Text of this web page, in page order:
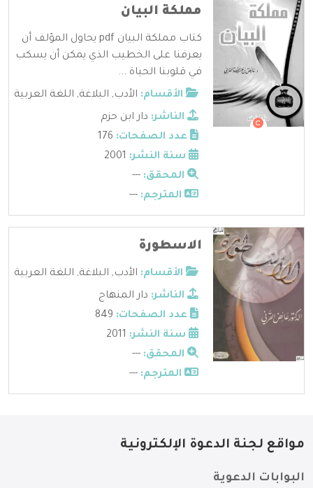
مملكة البيان
كتاب مملكة البيان pdf يحاول المؤلف أن
يعرفنا على الخطيب الذي يمكن أن يسكب
في قلوبنا الحياة ...
الأقسام: الأدب, البلاغة, اللغة العربية
الناشر: دار ابن حزم
عدد الصفحات:
سنة النشر:
المحقق: ---
المترجم: ---
الاسطورة
الأقسام: الأدب, البلاغة, اللغة العربية
الناشر: دار المنهاج
عدد الصفحات:
سنة النشر:
المحقق: ---
المترجم: ---
مواقع لجنة الدعوة الإلكترونية
البوابات الدعوية